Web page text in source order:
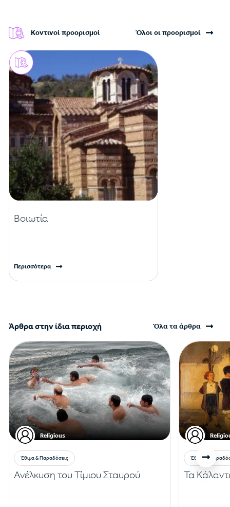
Κοντινοί προορισμοί Όλοι οι προορισμοί
Βοιωτία
Περισσότερα
Άρθρα στην ίδια περιοχή Όλα τα άρθρα
Religious
Έθιμα & Παραδόσεις
Ανέλκυση του Τίμιου Σταυρού
Έθιμα &
Τα